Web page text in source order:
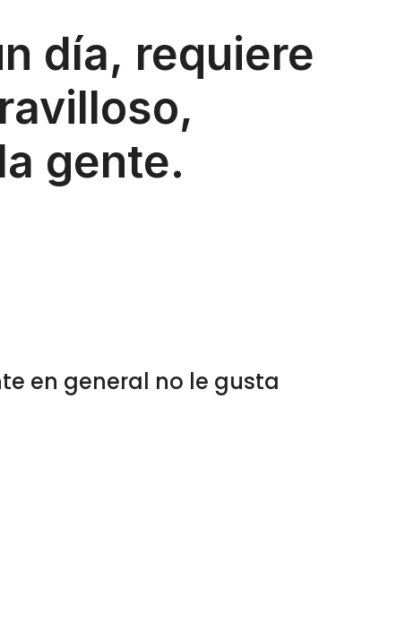
día, requiere
gente.
en general no le gusta